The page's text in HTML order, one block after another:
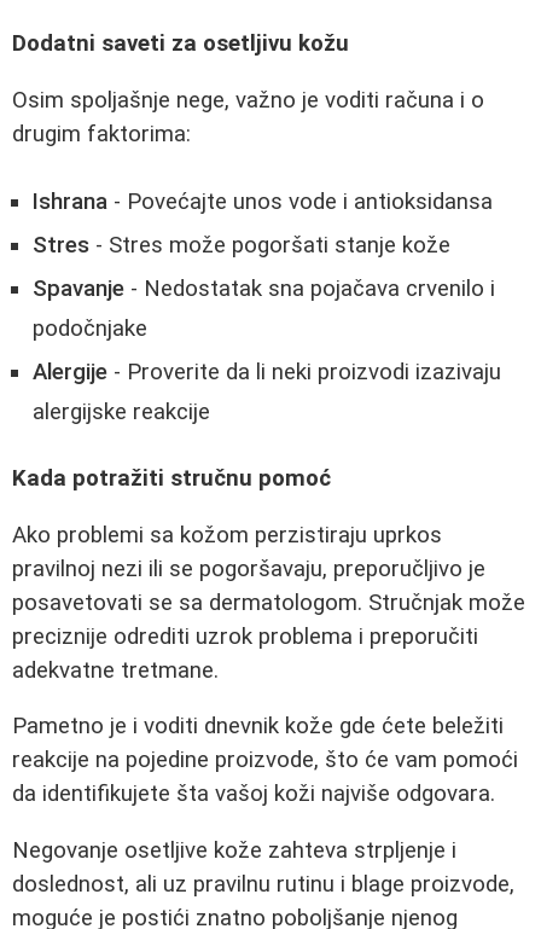
Dodatni saveti za osetljivu kožu
Osim spoljašnje nege, važno je voditi računa i o
drugim faktorima:
Ishrana - Povećajte unos vode i antioksidansa
Stres - Stres može pogoršati stanje kože
Spavanje - Nedostatak sna pojačava crvenilo i
podočnjake
Alergije - Proverite da li neki proizvodi izazivaju
alergijske reakcije
Kada potražiti stručnu pomoć
Ako problemi sa kožom perzistiraju uprkos
pravilnoj nezi ili se pogoršavaju, preporučljivo je
posavetovati se sa dermatologom. Stručnjak može
preciznije odrediti uzrok problema i preporučiti
adekvatne tretmane.
Pametno je i voditi dnevnik kože gde ćete beležiti
reakcije na pojedine proizvode, što će vam pomoći
da identifikujete šta vašoj koži najviše odgovara.
Negovanje osetljive kože zahteva strpljenje i
doslednost, ali uz pravilnu rutinu i blage proizvode,
moguće je postići znatno poboljšanje njenog